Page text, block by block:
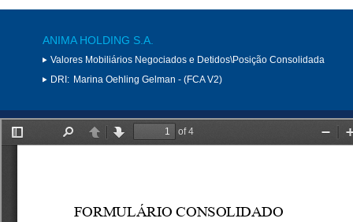
ANIMA HOLDING S.A.
Valores Mobiliários Negociados e Detidos\Posição Consolidada
DRI: Marina Oehling Gelman - (FCA V2)